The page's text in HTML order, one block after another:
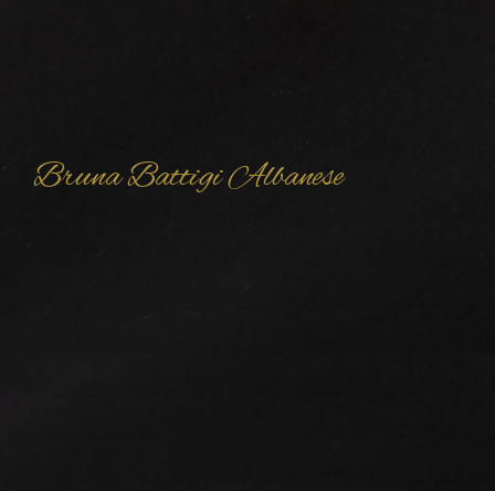
Bruna Battigi Albanese